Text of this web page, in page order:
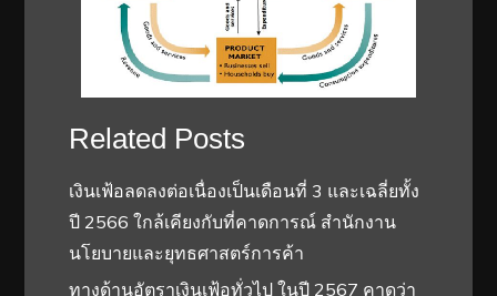
Related Posts
เงินเฟ้อลดลงต่อเนื่องเป็นเดือนที่ 3 และเฉลี่ยทั้ง
ปี 2566 ใกล้เคียงกับที่คาดการณ์ สำนักงาน
นโยบายและยุทธศาสตร์การค้า
ทางด้านอัตราเงินเฟ้อทั่วไป ในปี 2567 คาดว่า